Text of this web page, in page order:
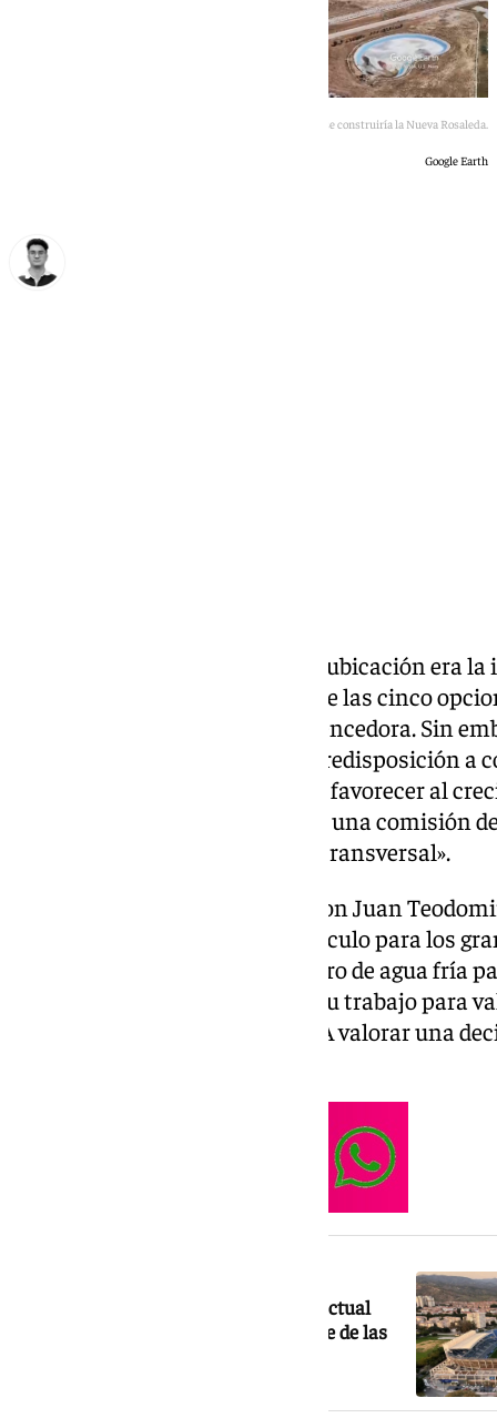
Terrenos de la Universidad en Teatinos donde se construiría la Nueva Rosaleda.
Google Earth
El estudio para determinar qué ubicación era
Rosaleda fue contundente: entre las cinco
Universidad salió como clara vencedora. Sin
a la UMA y, pese a mostrar su predisposición a
instituciones propietarias para favorecer al
ciudad, anuncian la creación de una comisión
valorar la propuesta de «forma transversal».
Tal y como asegura su rector, Don Juan
«nunca ha sido ni será un obstáculo para los
Según afirma, «esto no es un jarro de agua fría
que las instituciones hicieron su trabajo para
indicada, ahora le toca a la UMA valorar una
¿Qué se construirá en el suelo de la actual
Rosaleda? Desde un «pequeño Parque de las